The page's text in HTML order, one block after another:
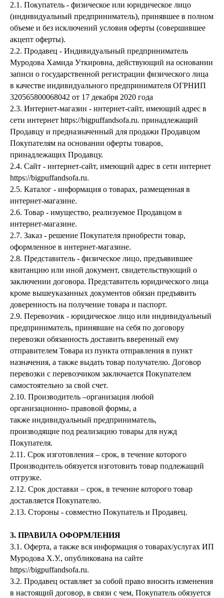
2.1. Покупатель - физическое или юридическое лицо
(индивидуальный предприниматель), принявшее в полном
объеме и без исключений условия оферты (совершившее
акцепт оферты).
2.2. Продавец - Индивидуальный предприниматель
Муродова Хамида Уткировна, действующий на основании
записи о государственной регистрации физического лица
в качестве индивидуального предпринимателя ОГРНИП
320565800068042 от 17 декабря 2020 года
2.3. Интернет-магазин - интернет-сайт, имеющий адрес в
сети интернет https://bigpuffandsofa.ru. принадлежащий
Продавцу и предназначенный для продажи Продавцом
Покупателям на основании оферты товаров,
принадлежащих Продавцу.
2.4. Сайт - интернет-сайт, имеющий адрес в сети интернет
https://bigpuffandsofa.ru.
2.5. Каталог - информация о товарах, размещенная в
интернет-магазине.
2.6. Товар - имущество, реализуемое Продавцом в
интернет-магазине.
2.7. Заказ - решение Покупателя приобрести товар,
оформленное в интернет-магазине.
2.8. Представитель - физическое лицо, предъявившее
квитанцию или иной документ, свидетельствующий о
заключении договора. Представитель юридического лица
кроме вышеуказанных документов обязан предъявить
доверенность на получение товара и паспорт.
2.9. Перевозчик - юридическое лицо или индивидуальный
предприниматель, принявшие на себя по договору
перевозки обязанность доставить вверенный ему
отправителем Товара из пункта отправления в пункт
назначения, а также выдать товар получателю. Договор
перевозки с перевозчиком заключается Покупателем
самостоятельно за свой счет.
2.10. Производитель –организация любой
организационно- правовой формы, а
также индивидуальный предприниматель,
производящие под реализацию товары для нужд
Покупателя.
2.11. Срок изготовления – срок, в течение которого
Производитель обязуется изготовить товар подлежащий
отгрузке.
2.12. Срок доставки – срок, в течение которого товар
доставляется Покупателю.
2.13. Стороны - совместно Покупатель и Продавец.
3. ПРАВИЛА ОФОРМЛЕНИЯ
3.1. Оферта, а также вся информация о товарах/услугах ИП
Муродова Х.У., опубликована на сайте
https://bigpuffandsofa.ru.
3.2. Продавец оставляет за собой право вносить изменения
в настоящий договор, в связи с чем, Покупатель обязуется